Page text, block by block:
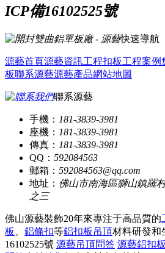
ICP備16102525號
快速導航
源藝首頁源藝資訊工程扣板工程案例
板聯系源藝源藝產品網站地圖
聯系源藝
手機： 181-3839-3981
座機： 181-3839-3981
傳真： 181-3839-3981
QQ： 592084563
郵箱： 592084563@qq.com
地址： 佛山市南海區獅山鎮羅
之三
佛山源藝裝飾20年來專注于高品質的
板
鋁條扣等鋁扣板吊頂材料研發和
16102525號 源藝吊頂問答 源藝鋁扣